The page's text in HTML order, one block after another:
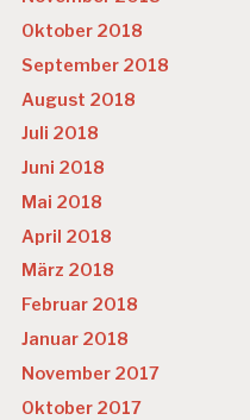
Oktober 2018
September 2018
August 2018
Juli 2018
Juni 2018
Mai 2018
April 2018
März 2018
Februar 2018
Januar 2018
November 2017
Oktober 2017